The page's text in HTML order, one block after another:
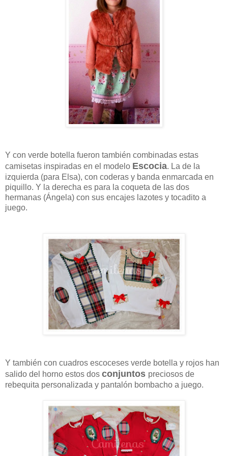
Y con verde botella fueron también combinadas estas
camisetas inspiradas en el modelo Escocia. La de la
izquierda (para Elsa), con coderas y banda enmarcada en
piquillo. Y la derecha es para la coqueta de las dos
hermanas (Ángela) con sus encajes lazotes y tocadito a
juego.
Y también con cuadros escoceses verde botella y rojos han
salido del horno estos dos conjuntos preciosos de
rebequita personalizada y pantalón bombacho a juego.